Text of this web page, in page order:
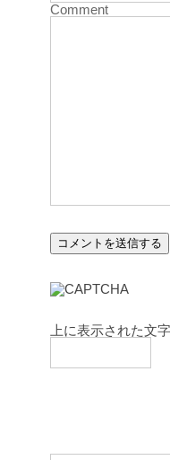
Comment
上に表示された文